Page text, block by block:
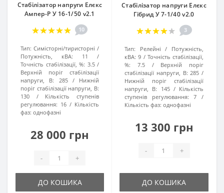
Стабілізатор напруги Елєкс
Ампер-Р У 16-1/50 v2.1
10
Тип: Симісторні/тиристорні
Потужність, кВА:
11
Точність стабілізації, %: 3.5
Верхній поріг стабілізації
напруги, В:
285
Нижній
поріг стабілізації напруги, В:
130
Кількість ступенів
регулювання: 16
Кількість
фаз: однофазні
28 000 грн
- +
ДО КОШИКА
Стабілізатор напруги Елєкс
Гібрид У 7-1/40 v2.0
3
Тип: Релейні
Потужність,
кВА: 9
Точність стабілізації,
%:
7.5
Верхній поріг
стабілізації напруги, В: 285
Нижній поріг стабілізації
напруги, В:
145
Кількість
ступенів регулювання:
7
Кількість фаз: однофазні
13 300 грн
- +
ДО КОШИКА